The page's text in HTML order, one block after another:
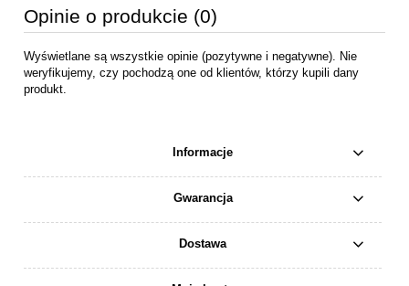
Opinie o produkcie (0)
Wyświetlane są wszystkie opinie (pozytywne i negatywne). Nie
weryfikujemy, czy pochodzą one od klientów, którzy kupili dany
produkt.
Informacje
Gwarancja
Dostawa